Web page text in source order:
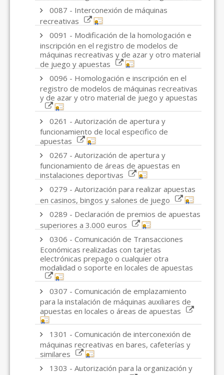
0087 - Interconexión de máquinas
recreativas
0091 - Modificación de la homologación e
inscripción en el registro de modelos de
máquinas recreativas y de azar y otro material
de juego y apuestas
0096 - Homologación e inscripción en el
registro de modelos de máquinas recreativas
y de azar y otro material de juego y apuestas
0261 - Autorización de apertura y
funcionamiento de local especifico de
apuestas
0267 - Autorización de apertura y
funcionamiento de áreas de apuestas en
instalaciones deportivas
0279 - Autorización para realizar apuestas
en casinos, bingos y salones de juego
0289 - Declaración de premios de apuestas
superiores a 3.000 euros
0306 - Comunicación de Transacciones
Económicas realizadas con tarjetas
electrónicas prepago o cualquier otra
modalidad o soporte en locales de apuestas
0307 - Comunicación de emplazamiento
para la instalación de máquinas auxiliares de
apuestas en locales o áreas de apuestas
1301 - Comunicación de interconexión de
máquinas recreativas en bares, cafeterías y
similares
1303 - Autorización para la organización y